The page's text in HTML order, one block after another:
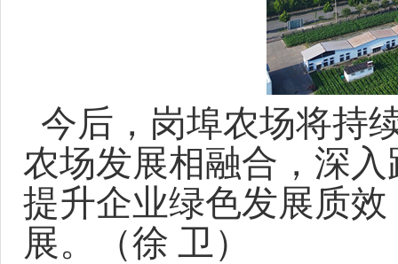
今后，岗埠农场将持
农场发展相融合，深入
提升企业绿色发展质
展。
（徐 卫）